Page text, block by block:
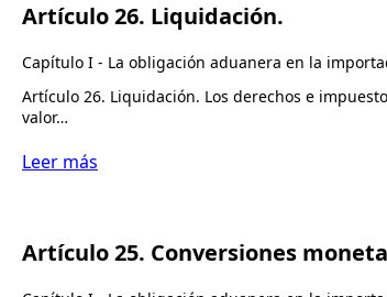
Artículo 26. Liquidación.
Capítulo I - La obligación aduanera en la
Artículo 26. Liquidación. Los derechos e
valor…
Leer más
Artículo 25. Conversiones